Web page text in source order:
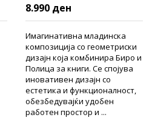
8.990 ден
Имагинативна младинска
композиција со геометриски
дизајн која комбинира Биро и
Полица за книги. Се спојува
иновативен дизајн со
естетика и функционалност,
обезбедувајќи удобен
работен простор и ...